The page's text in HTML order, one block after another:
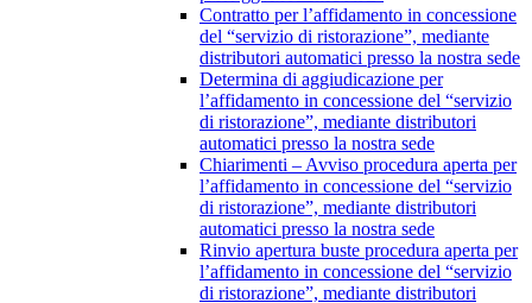
Contratto per l’affidamento in concessione
del “servizio di ristorazione”, mediante
distributori automatici presso la nostra sede
Determina di aggiudicazione per
l’affidamento in concessione del “servizio
di ristorazione”, mediante distributori
automatici presso la nostra sede
Chiarimenti – Avviso procedura aperta per
l’affidamento in concessione del “servizio
di ristorazione”, mediante distributori
automatici presso la nostra sede
Rinvio apertura buste procedura aperta per
l’affidamento in concessione del “servizio
di ristorazione”, mediante distributori